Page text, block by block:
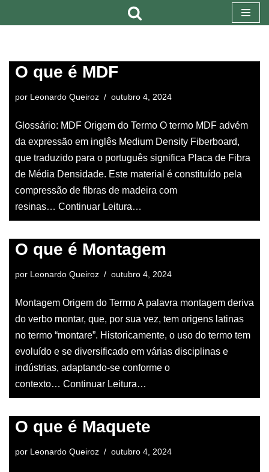
conteúdo
O que é MDF
por Leonardo Queiroz outubro 4, 2024
Glossário: MDF Origem do Termo O termo MDF advém
da expressão em inglês Medium Density Fiberboard,
que traduzido para o português significa Placa de Fibra
de Média Densidade. Este material é constituído pela
compressão de fibras de madeira com
resinas… Continuar Leitura…
O que é Montagem
por Leonardo Queiroz outubro 4, 2024
Montagem Origem do Termo A palavra montagem deriva
do verbo montar, que, por sua vez, tem origens latinas
no termo “montare”. Historicamente, o uso do termo tem
evoluído e se diversificado em várias disciplinas e
indústrias, adaptando-se conforme o
contexto… Continuar Leitura…
O que é Maquete
por Leonardo Queiroz outubro 4, 2024